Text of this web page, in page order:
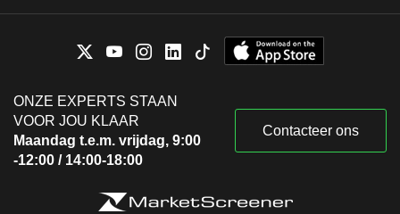
ONZE EXPERTS STAAN
VOOR JOU KLAAR
Maandag t.e.m. vrijdag, 9:00
-12:00 / 14:00-18:00
Contacteer ons